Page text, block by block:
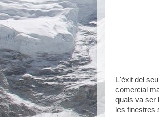
L'èxit del
comercial
quals va ser
les finestres